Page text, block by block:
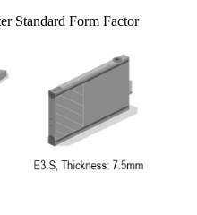
Standard Form Factor